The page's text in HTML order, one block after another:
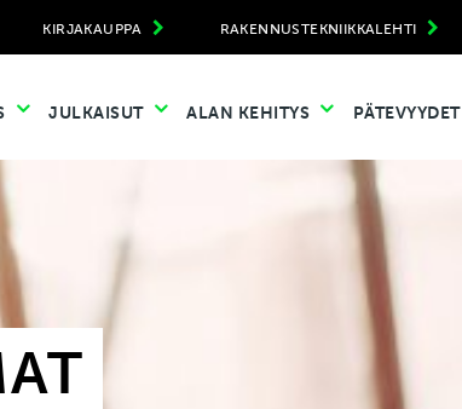
RAKENNUSTEKNIIKKALEHTI
KIRJAKAUPPA
JULKAISUT ALAN KEHITYS PÄTEVYYDET